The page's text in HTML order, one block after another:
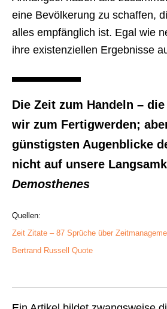
eine Bevölkerung zu schaffen,
alles empfänglich ist. Egal wie
ihre existenziellen Ergebnisse
Die Zeit zum Handeln –
wir zum Fertigwerden;
günstigsten Augenblicke
nicht auf unsere
Demosthenes
Quellen:
Zeit Zitate – 87 Sprüche über
Bertrand Russell Quote